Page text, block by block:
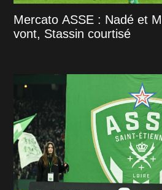
Mercato ASSE : Nadé et
vont, Stassin courtisé